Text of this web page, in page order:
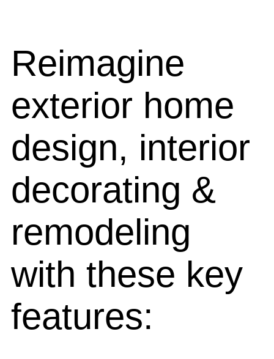
Reimagine
exterior home
design, interior
decorating &
remodeling
with these key
features: